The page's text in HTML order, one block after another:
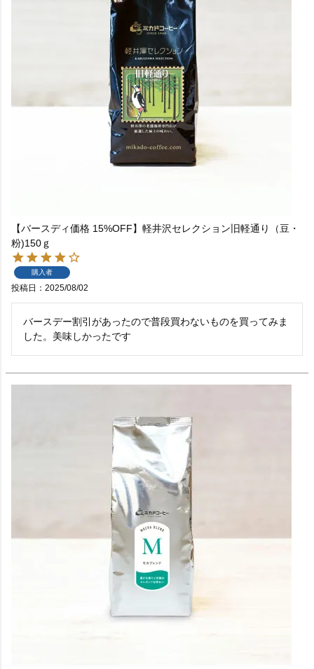
【バースディ価格 15%OFF】軽井沢セレクション旧軽通り（豆・
粉)150ｇ
購入者
投稿日 2025/08/02
バースデー割引があったので普段買わないものを買ってみま
した。美味しかったです